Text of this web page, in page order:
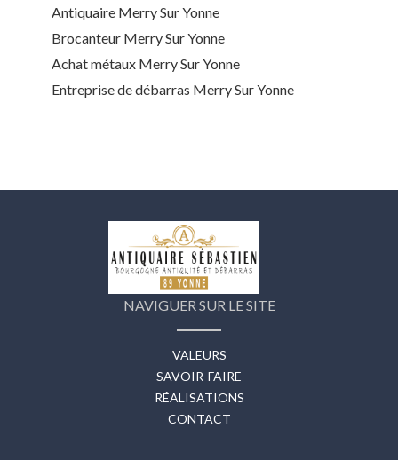
Antiquaire Merry Sur Yonne
Brocanteur Merry Sur Yonne
Achat métaux Merry Sur Yonne
Entreprise de débarras Merry Sur Yonne
NAVIGUER SUR LE SITE
VALEURS
SAVOIR-FAIRE
RÉALISATIONS
CONTACT